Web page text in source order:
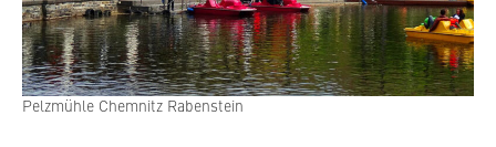
Pelzmühle Chemnitz Rabenstein